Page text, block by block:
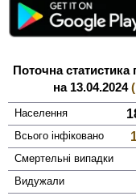
Поточна статистика
на 13.04.2024
Населення
Всього інфі­ковано
Смер­тельні випадки
Виду­жали